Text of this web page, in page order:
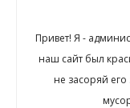
Привет! Я -
наш сайт был
не засоряй